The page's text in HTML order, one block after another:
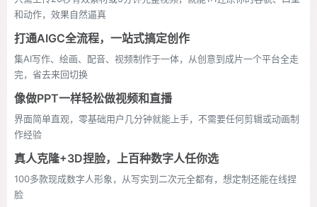
和动作，效果自然逼真
打通AIGC全流程，一站式搞定创作
集AI写作、绘画、配音、视频制作于一体，从创意到成片一个平台全走
完，省去来回切换
像做PPT一样轻松做视频和直播
界面简单直观，零基础用户几分钟就能上手，不需要任何剪辑或动画制
作经验
真人克隆+3D捏脸，上百种数字人任你选
100多款现成数字人形象，从写实到二次元全都有，想定制还能在线捏
脸